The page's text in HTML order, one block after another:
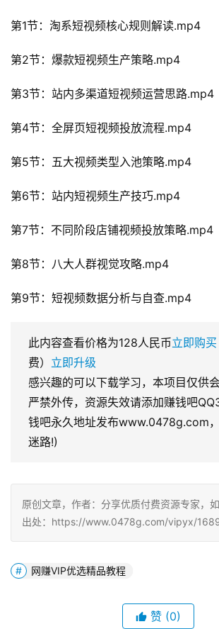
第1节：淘系短视频核心规则解读.mp4
第2节：爆款短视频生产策略.mp4
第3节：站内多渠道短视频运营思路.mp4
第4节：全屏页短视频投放流程.mp4
第5节：五大视频类型入池策略.mp4
第6节：站内短视频生产技巧.mp4
第7节：不同阶段店铺视频投放策略.mp4
第8节：八大人群视觉攻略.mp4
第9节：短视频数据分析与自查.mp4
此内容查看价格为128人民币立即购买
费） 立即升级
感兴趣的可以下载学习，本项目仅供会
严禁外传，资源失效请添加赚钱吧
钱吧永久地址发布www.0478g.com
迷路!)
原创文章，作者：分享优质付费资源专家，
出处：https://www.0478g.com/vipyx/
网赚VIP优选精品教程
赞 (0)